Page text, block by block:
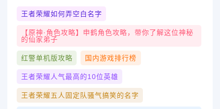
王者荣耀如何弄空白名字
【原神·角色攻略】申鹤角色攻略，带你了解这位神秘
的仙家弟子
红警单机版攻略 国内游戏排行榜
王者荣耀人气最高的10位英雄
王者荣耀五人固定队骚气搞笑的名字